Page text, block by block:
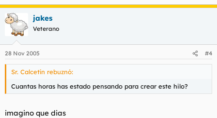
jakes
Veterano
28 Nov 2005 #4
Sr. Calcetín rebuznó:
Cuantas horas has estado pensando para crear este hilo?
imagino que dias